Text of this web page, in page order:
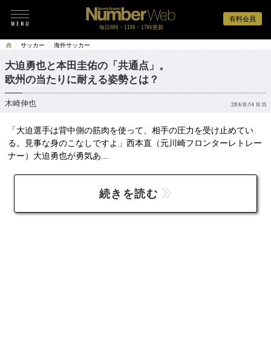
有料会員
毎日6時・11時・17時更新
サッカー 海外サッカー
大迫勇也と本田圭佑の「共通点」。
欧州の当たりに耐える姿勢とは？
木崎伸也 2014/01/14 10:35
「大迫選手は背中側の筋肉を使って、相手の圧力を受け止めてい
る。見事な身のこなしですよ」西本直（元川崎フロンターレトレー
ナー）大迫勇也が勇気あ...
続きを読む